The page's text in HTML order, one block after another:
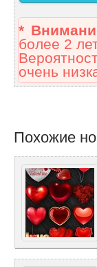
*
более 2
очень
Похожие